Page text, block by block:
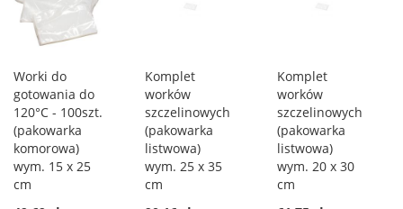
Worki do
gotowania do
120°C - 100szt.
(pakowarka
komorowa)
wym. 15 x 25
cm
Komplet
worków
szczelinowych
(pakowarka
listwowa)
wym. 25 x 35
cm
Komplet
worków
szczelinowych
(pakowarka
listwowa)
wym. 20 x 30
cm